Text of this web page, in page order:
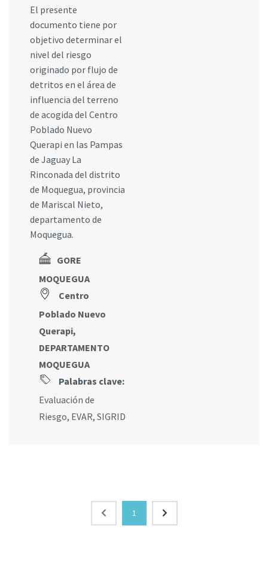
El presente
documento tiene por
objetivo determinar el
nivel del riesgo
originado por flujo de
detritos en el área de
influencia del terreno
de acogida del Centro
Poblado Nuevo
Querapi en las Pampas
de Jaguay La
Rinconada del distrito
de Moquegua, provincia
de Mariscal Nieto,
departamento de
Moquegua.
GORE
MOQUEGUA
Centro
Poblado Nuevo
Querapi,
DEPARTAMENTO
MOQUEGUA
Palabras clave:
Evaluación de
Riesgo, EVAR, SIGRID
1